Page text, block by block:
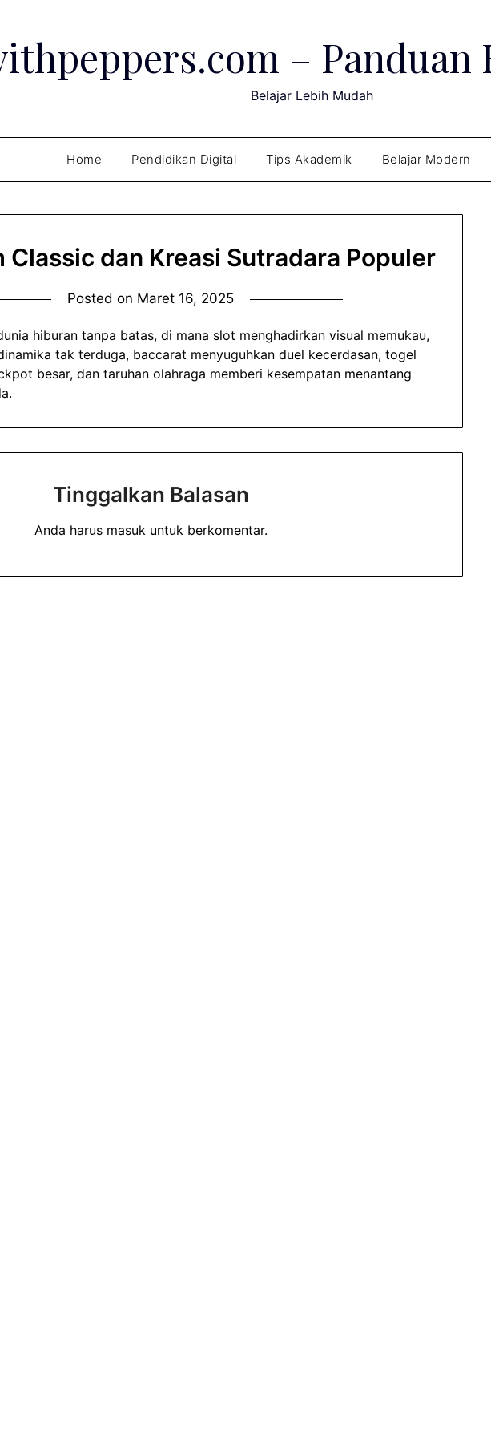
– Panduan
Belajar Lebih Mudah
Home Pendidikan Digital Tips Akademik Belajar Modern
Classic dan Kreasi Sutradara Populer
Posted on Maret 16, 2025
hiburan tanpa batas, di mana slot menghadirkan visual memukau,
tak terduga, baccarat menyuguhkan duel kecerdasan, togel
besar, dan taruhan olahraga memberi kesempatan menantang
Tinggalkan Balasan
Anda harus masukuntuk berkomentar.